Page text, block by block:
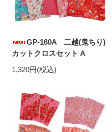
GP-160A 二越(鬼ちり)
カットクロスセット A
1,320円(税込)